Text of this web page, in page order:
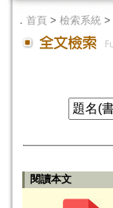
． 首頁 > 檢索系統 >
閱讀本文